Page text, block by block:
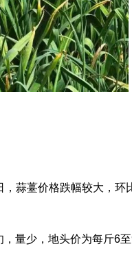
薹价格跌幅较大，环
少，地头价为每斤6